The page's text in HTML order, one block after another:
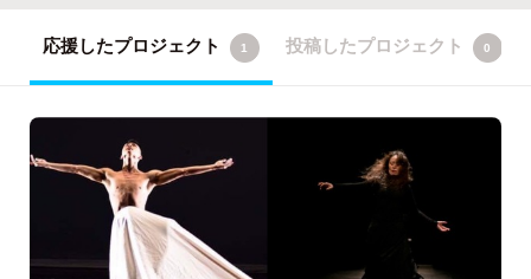
応援したプロジェクト 1 投稿したプロジェクト 0